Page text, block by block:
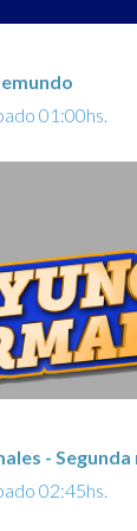
01:00hs.
- Segunda
02:45hs.